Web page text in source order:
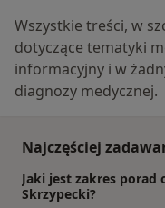
Wszystkie treści, w
dotyczące tematyki
informacyjny i w
diagnozy medycznej.
Najczęściej
Jaki jest zakres porad
Skrzypecki?